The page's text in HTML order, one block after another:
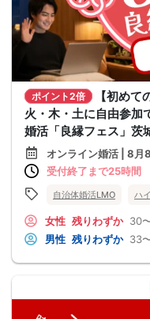
ポイント2倍
【初めて
火・木・土に自由参加
婚活「良縁フェス」茨
オンライン婚活 | 8
受付終了まで25時間
自治体婚活LMO ハ
女性 残りわずか 30
男性 残りわずか 33